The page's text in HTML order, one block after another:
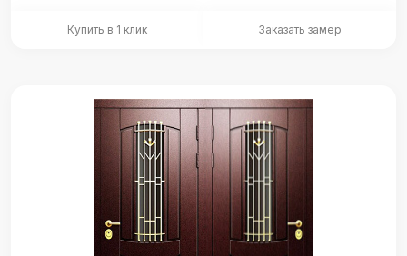
Купить в 1 клик Заказать замер